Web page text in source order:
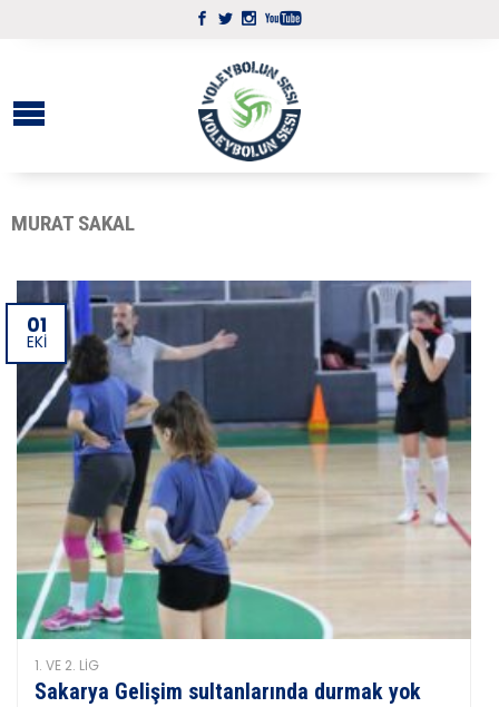
MURAT SAKAL
01
EKI
1. VE 2. LIG
Sakarya Gelişim sultanlarında durmak yok